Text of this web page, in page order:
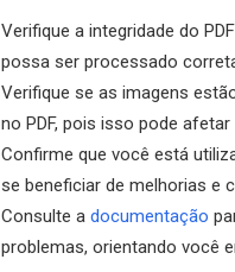
Verifique a integridade do
possa ser processado
Verifique se as imagens
no PDF, pois isso pode
Confirme que você está
se beneficiar de melhorias e
Consulte a documentação
problemas, orientando você